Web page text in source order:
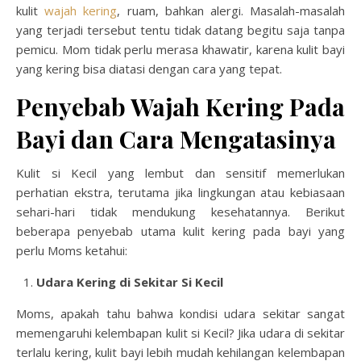
kulitwajah kering, ruam, bahkan alergi. Masalah-masalah
yang terjadi tersebut tentu tidak datang begitu saja tanpa
pemicu. Mom tidak perlu merasa khawatir, karena kulit bayi
yang kering bisa diatasi dengan cara yang tepat.
Penyebab Wajah Kering Pada
Bayi dan Cara Mengatasinya
Kulit si Kecil yang lembut dan sensitif memerlukan
perhatian ekstra, terutama jika lingkungan atau kebiasaan
sehari-hari tidak mendukung kesehatannya. Berikut
beberapa penyebab utama kulit kering pada bayi yang
perlu Moms ketahui:
Udara Kering di Sekitar Si Kecil
Moms, apakah tahu bahwa kondisi udara sekitar sangat
memengaruhi kelembapan kulit si Kecil? Jika udara di sekitar
terlalu kering, kulit bayi lebih mudah kehilangan kelembapan